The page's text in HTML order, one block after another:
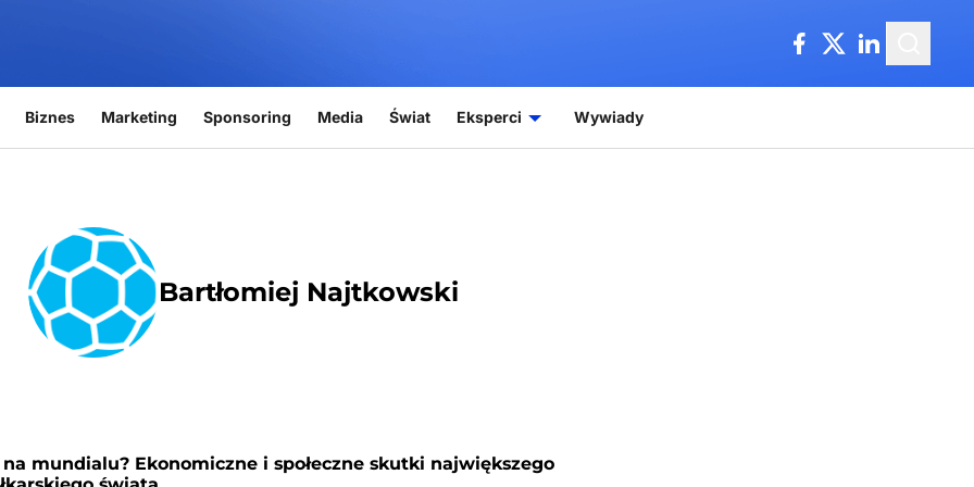
Biznes Marketing Sponsoring Media Świat Eksperci Wywiady
Bartłomiej Najtkowski
mundialu? Ekonomiczne i społeczne skutki największego